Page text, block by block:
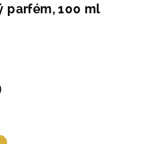
parfém, 100 ml